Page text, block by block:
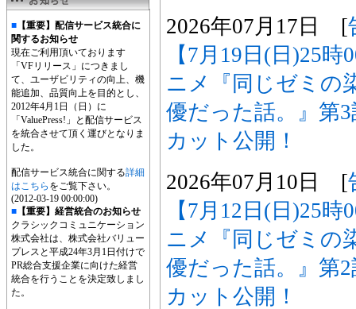
■ 【重要】配信サービス統合に
関するお知らせ
現在ご利用頂いております
「VFリリース」につきまし
て、ユーザビリティの向上、機
能追加、品質向上を目的とし、
2012年4月1日（日）に
「ValuePress!」と配信サービス
を統合させて頂く運びとなりま
した。
配信サービス統合に関する詳細
はこちら をご覧下さい。
(2012-03-19 00:00:00)
■ 【重要】経営統合のお知らせ
クラシックコミュニケーション
株式会社は、株式会社バリュー
プレスと平成24年3月1日付けで
PR総合支援企業に向けた経営
統合を行うことを決定致しまし
た。
2026年07月17日 [
【7月19日(日)25
ニメ『同じゼミの
優だった話。』第
カット公開！
2026年07月10日 [
【7月12日(日)25
ニメ『同じゼミの
優だった話。』第
カット公開！